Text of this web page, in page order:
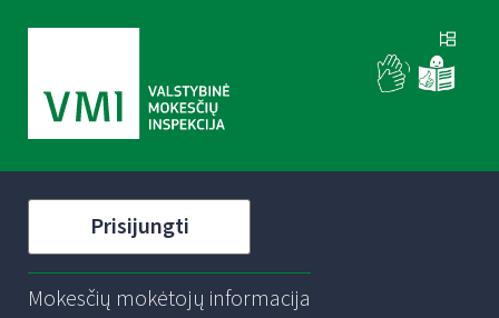
Prisijungti
Mokesčių mokėtojų informacija